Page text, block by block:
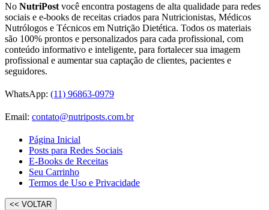
No NutriPost você encontra postagens de alta qualidade para redes
sociais e e-books de receitas criados para Nutricionistas, Médicos
Nutrólogos e Técnicos em Nutrição Dietética. Todos os materiais
são 100% prontos e personalizados para cada profissional, com
conteúdo informativo e inteligente, para fortalecer sua imagem
profissional e aumentar sua captação de clientes, pacientes e
seguidores.
WhatsApp: (11) 96863-0979
Email: contato@nutriposts.com.br
Página Inicial
Posts para Redes Sociais
E-Books de Receitas
Seu Carrinho
Termos de Uso e Privacidade